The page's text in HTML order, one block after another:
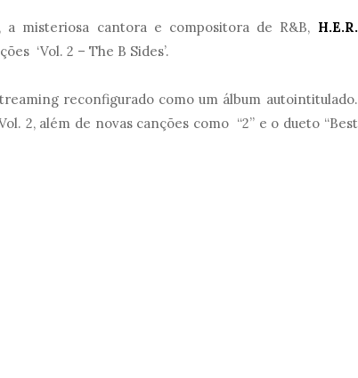
a misteriosa cantora e compositora de R&B, H.E.R.
‘Vol. 2 – The B Sides’.
reconfigurado como um álbum autointitulado.
2, além de novas canções como “2” e o dueto “Best